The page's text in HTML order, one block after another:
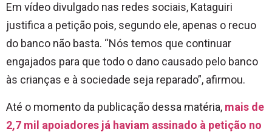
Em vídeo divulgado nas redes sociais, Kataguiri
justifica a petição pois, segundo ele, apenas o recuo
do banco não basta. “Nós temos que continuar
engajados para que todo o dano causado pelo banco
às crianças e à sociedade seja reparado”, afirmou.
Até o momento da publicação dessa matéria, mais de
2,7 mil apoiadores já haviam assinado à petição no